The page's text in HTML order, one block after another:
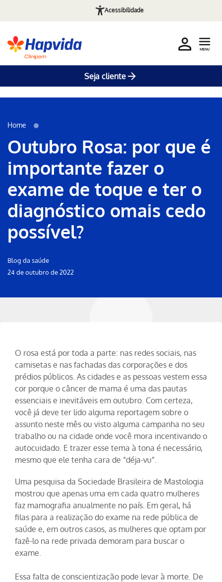
Pular para o Conteúdo principal
Acessibilidade
Seja cliente
MENU
Home
Outubro Rosa: por que é
importante fazer o
exame de toque e ter o
diagnóstico omais cedo
possível?
Blog da saúde
24 de outubro de 2022
O rosa está por toda a parte: nas redes sociais, nas
camisetas e nas fachadas das corporações e dos
prédios públicos. As cidades e as pessoas vestem essa
cor porque o câncer de mama é uma das pautas
essenciais e inevitáveis em outubro. Com certeza,
você já deve ter lido alguma reportagem sobre o
assunto neste mês ou visto alguma campanha no seu
trabalho ou na cidade onde você mora incentivando o
autocuidado. E trazer esse tema à tona é necessário,
mesmo que ele tenha cara de “déja-vu”.
Uma pesquisa da Sociedade Brasileira de Mastologia
mostrou que apenas uma em cada quatro mulheres
faz mamografia anualmente no país. Em geral, há
filas para a realização do exame na rede pública de
saúde e, em outros casos, as mulheres que optam por
fazê-lo na rede privada demoram para buscar o
exame.
Essa falta de conscientização pode levar à morte. De